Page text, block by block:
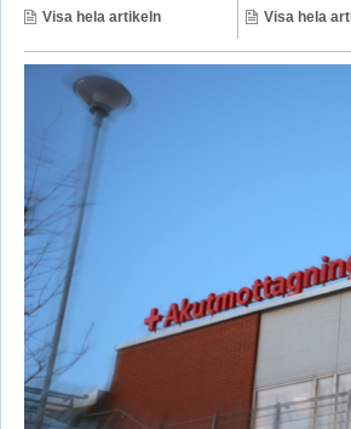
Visa hela artikeln Visa hela